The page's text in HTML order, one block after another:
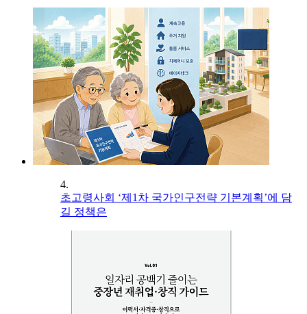
4.
초고령사회 ‘제1차 국가인구전략 기본계획’에 담
길 정책은